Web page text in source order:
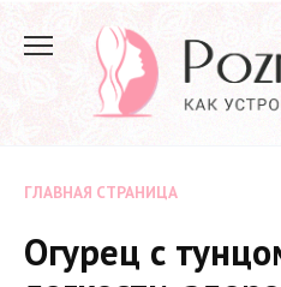
содержанию
ГЛАВНАЯ СТРАНИЦА
Огурец с